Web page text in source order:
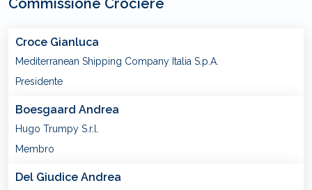
Commissione Crociere
Croce Gianluca
Mediterranean Shipping Company Italia S.p.A.
Presidente
Boesgaard Andrea
Hugo Trumpy S.r.l.
Membro
Del Giudice Andrea